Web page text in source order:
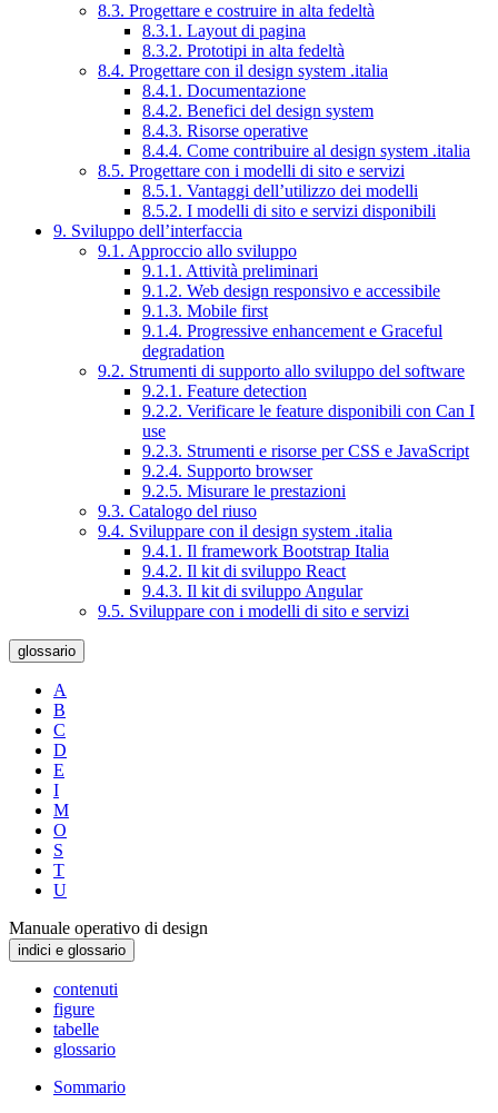
8.3. Progettare e costruire in alta fedeltà
8.3.1. Layout di pagina
8.3.2. Prototipi in alta fedeltà
8.4. Progettare con il design system .italia
8.4.1. Documentazione
8.4.2. Benefici del design system
8.4.3. Risorse operative
8.4.4. Come contribuire al design system .italia
8.5. Progettare con i modelli di sito e servizi
8.5.1. Vantaggi dell’utilizzo dei modelli
8.5.2. I modelli di sito e servizi disponibili
9. Sviluppo dell’interfaccia
9.1. Approccio allo sviluppo
9.1.1. Attività preliminari
9.1.2. Web design responsivo e accessibile
9.1.3. Mobile first
9.1.4. Progressive enhancement e Graceful
degradation
9.2. Strumenti di supporto allo sviluppo del software
9.2.1. Feature detection
9.2.2. Verificare le feature disponibili con Can I
use
9.2.3. Strumenti e risorse per CSS e JavaScript
9.2.4. Supporto browser
9.2.5. Misurare le prestazioni
9.3. Catalogo del riuso
9.4. Sviluppare con il design system .italia
9.4.1. Il framework Bootstrap Italia
9.4.2. Il kit di sviluppo React
9.4.3. Il kit di sviluppo Angular
9.5. Sviluppare con i modelli di sito e servizi
glossario
A
B
C
D
E
I
M
O
S
T
U
Manuale operativo di design
indici e glossario
contenuti
figure
tabelle
glossario
Sommario